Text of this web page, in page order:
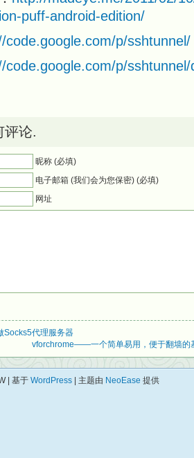
puff-android-edition/
code.google.com/p/sshtunnel/
code.google.com/p/
评论.
昵称 (必填)
电子邮箱 (我们会为您保密) (必填)
网址
代理服务器
vforchrome——一个简单易用，便于翻墙的
| 基于 WordPress | 主题由 NeoEase 提供